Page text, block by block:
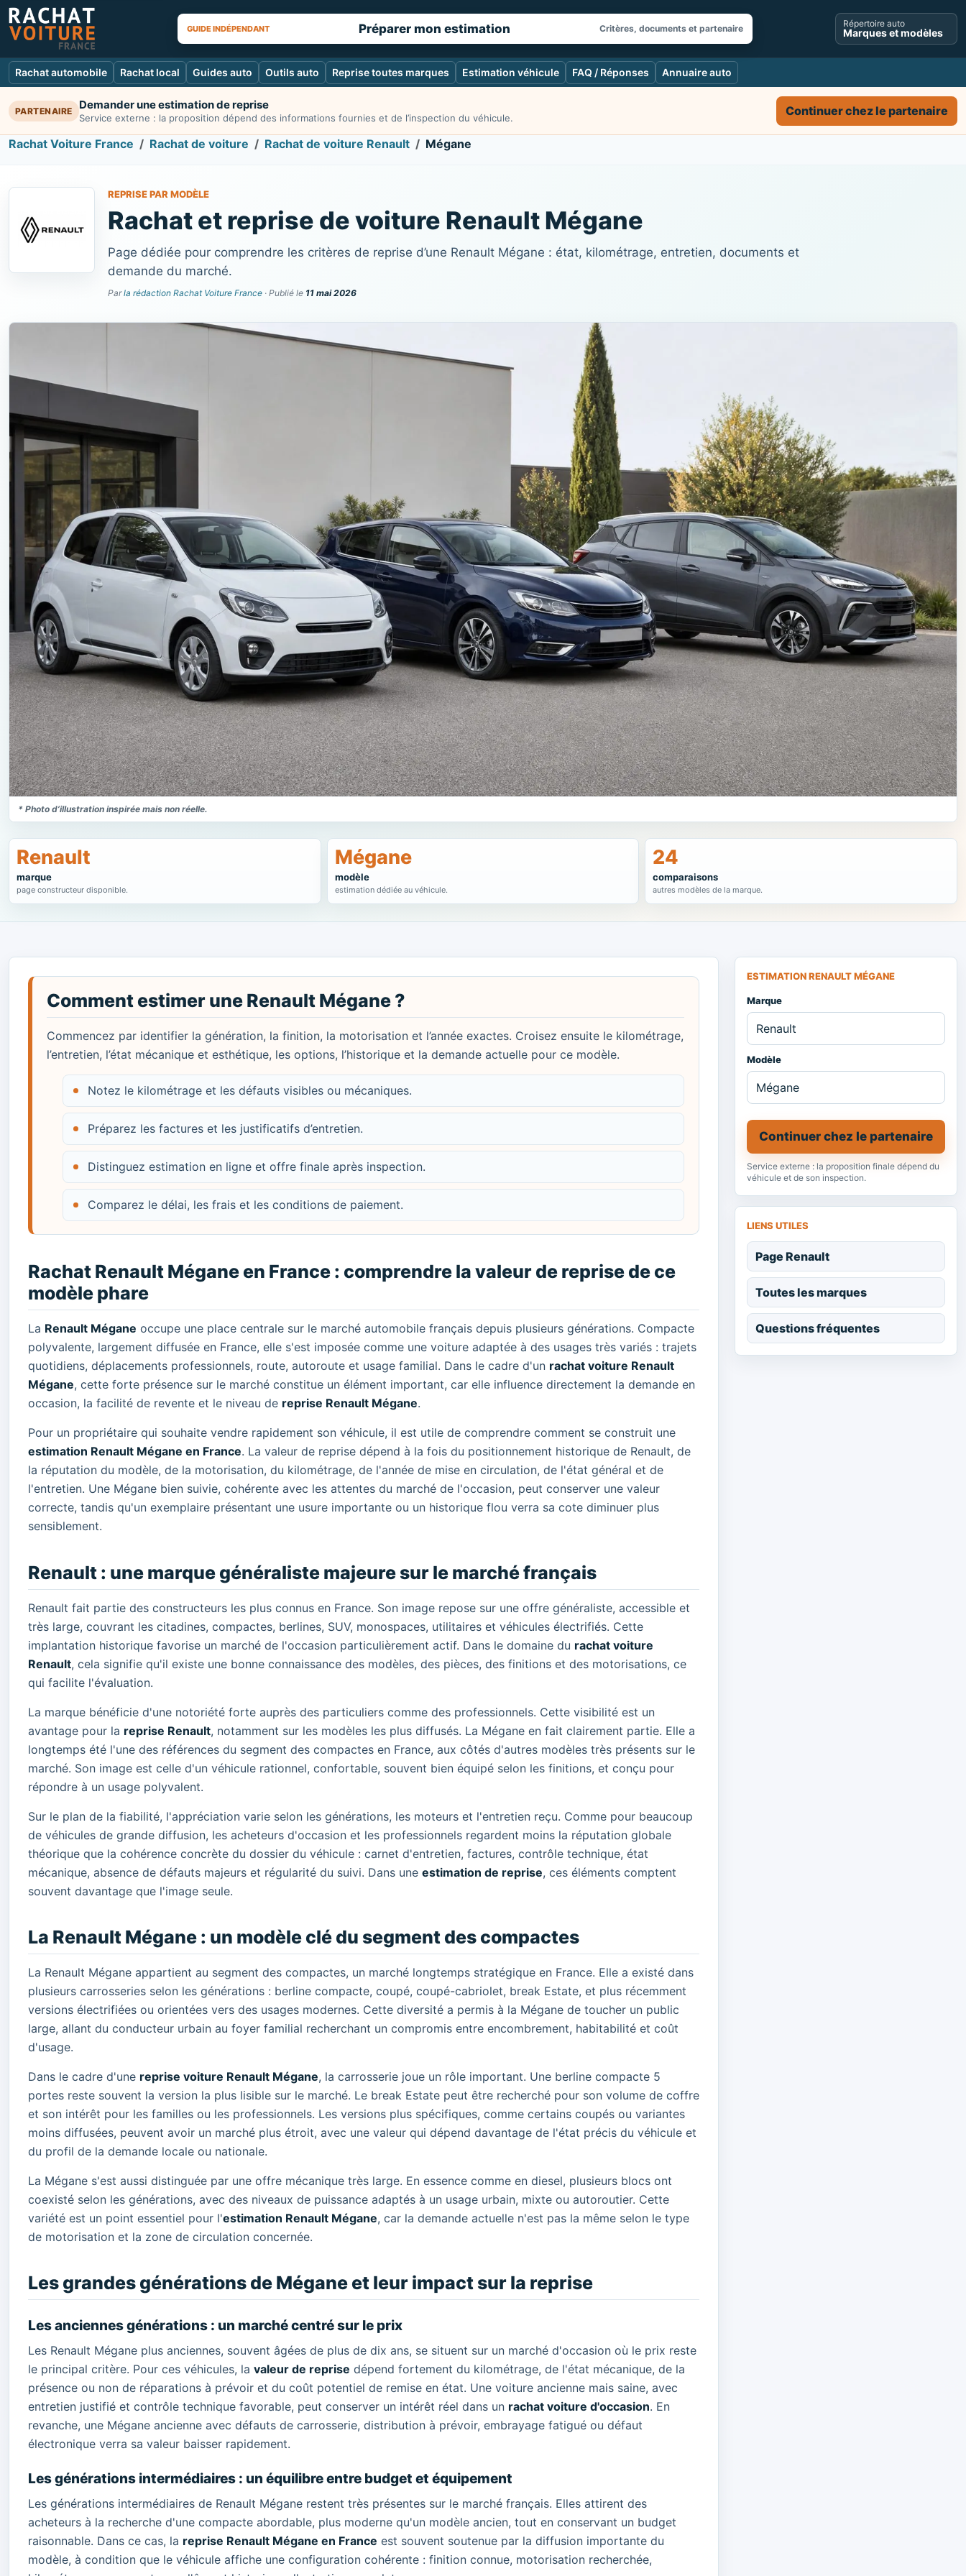
GUIDE INDÉPENDANT Préparer mon estimation Critères, documents et partenaire Répertoire auto
Marques et modèles
Rachat automobile Rachat local Guides auto Outils auto Reprise toutes marques Estimation véhicule FAQ / Réponses Annuaire auto
PARTENAIRE Demander une estimation de reprise
Service externe : la proposition dépend des informations fournies et de l’inspection du véhicule. Continuer chez le partenaire
Rachat Voiture France Rachat de voiture Rachat de voiture Renault Mégane
REPRISE PAR MODÈLE
Rachat et reprise de voiture Renault Mégane
Page dédiée pour comprendre les critères de reprise d’une Renault Mégane : état, kilométrage, entretien, documents et
demande du marché.
Parla rédaction Rachat Voiture France · Publié le 11 mai 2026
* Photo d’illustration inspirée mais non réelle.
Renault
marque
page constructeur disponible.
Mégane
modèle
estimation dédiée au véhicule.
24
comparaisons
autres modèles de la marque.
Comment estimer une Renault Mégane ?
Commencez par identifier la génération, la finition, la motorisation et l’année exactes. Croisez ensuite le kilométrage,
l’entretien, l’état mécanique et esthétique, les options, l’historique et la demande actuelle pour ce modèle.
Notez le kilométrage et les défauts visibles ou mécaniques.
Préparez les factures et les justificatifs d’entretien.
Distinguez estimation en ligne et offre finale après inspection.
Comparez le délai, les frais et les conditions de paiement.
Rachat Renault Mégane en France : comprendre la valeur de reprise de ce
modèle phare
La Renault Mégane occupe une place centrale sur le marché automobile français depuis plusieurs générations. Compacte
polyvalente, largement diffusée en France, elle s'est imposée comme une voiture adaptée à des usages très variés : trajets
quotidiens, déplacements professionnels, route, autoroute et usage familial. Dans le cadre d'un rachat voiture Renault
Mégane, cette forte présence sur le marché constitue un élément important, car elle influence directement la demande en
occasion, la facilité de revente et le niveau de reprise Renault Mégane.
Pour un propriétaire qui souhaite vendre rapidement son véhicule, il est utile de comprendre comment se construit une
estimation Renault Mégane en France. La valeur de reprise dépend à la fois du positionnement historique de Renault, de
la réputation du modèle, de la motorisation, du kilométrage, de l'année de mise en circulation, de l'état général et de
l'entretien. Une Mégane bien suivie, cohérente avec les attentes du marché de l'occasion, peut conserver une valeur
correcte, tandis qu'un exemplaire présentant une usure importante ou un historique flou verra sa cote diminuer plus
sensiblement.
Renault : une marque généraliste majeure sur le marché français
Renault fait partie des constructeurs les plus connus en France. Son image repose sur une offre généraliste, accessible et
très large, couvrant les citadines, compactes, berlines, SUV, monospaces, utilitaires et véhicules électrifiés. Cette
implantation historique favorise un marché de l'occasion particulièrement actif. Dans le domaine du rachat voiture
Renault, cela signifie qu'il existe une bonne connaissance des modèles, des pièces, des finitions et des motorisations, ce
qui facilite l'évaluation.
La marque bénéficie d'une notoriété forte auprès des particuliers comme des professionnels. Cette visibilité est un
avantage pour la reprise Renault, notamment sur les modèles les plus diffusés. La Mégane en fait clairement partie. Elle a
longtemps été l'une des références du segment des compactes en France, aux côtés d'autres modèles très présents sur le
marché. Son image est celle d'un véhicule rationnel, confortable, souvent bien équipé selon les finitions, et conçu pour
répondre à un usage polyvalent.
Sur le plan de la fiabilité, l'appréciation varie selon les générations, les moteurs et l'entretien reçu. Comme pour beaucoup
de véhicules de grande diffusion, les acheteurs d'occasion et les professionnels regardent moins la réputation globale
théorique que la cohérence concrète du dossier du véhicule : carnet d'entretien, factures, contrôle technique, état
mécanique, absence de défauts majeurs et régularité du suivi. Dans une estimation de reprise, ces éléments comptent
souvent davantage que l'image seule.
La Renault Mégane : un modèle clé du segment des compactes
La Renault Mégane appartient au segment des compactes, un marché longtemps stratégique en France. Elle a existé dans
plusieurs carrosseries selon les générations : berline compacte, coupé, coupé-cabriolet, break Estate, et plus récemment
versions électrifiées ou orientées vers des usages modernes. Cette diversité a permis à la Mégane de toucher un public
large, allant du conducteur urbain au foyer familial recherchant un compromis entre encombrement, habitabilité et coût
d'usage.
Dans le cadre d'une reprise voiture Renault Mégane, la carrosserie joue un rôle important. Une berline compacte 5
portes reste souvent la version la plus lisible sur le marché. Le break Estate peut être recherché pour son volume de coffre
et son intérêt pour les familles ou les professionnels. Les versions plus spécifiques, comme certains coupés ou variantes
moins diffusées, peuvent avoir un marché plus étroit, avec une valeur qui dépend davantage de l'état précis du véhicule et
du profil de la demande locale ou nationale.
La Mégane s'est aussi distinguée par une offre mécanique très large. En essence comme en diesel, plusieurs blocs ont
coexisté selon les générations, avec des niveaux de puissance adaptés à un usage urbain, mixte ou autoroutier. Cette
variété est un point essentiel pour l'estimation Renault Mégane, car la demande actuelle n'est pas la même selon le type
de motorisation et la zone de circulation concernée.
Les grandes générations de Mégane et leur impact sur la reprise
Les anciennes générations : un marché centré sur le prix
Les Renault Mégane plus anciennes, souvent âgées de plus de dix ans, se situent sur un marché d'occasion où le prix reste
le principal critère. Pour ces véhicules, la valeur de reprise dépend fortement du kilométrage, de l'état mécanique, de la
présence ou non de réparations à prévoir et du coût potentiel de remise en état. Une voiture ancienne mais saine, avec
entretien justifié et contrôle technique favorable, peut conserver un intérêt réel dans un rachat voiture d'occasion. En
revanche, une Mégane ancienne avec défauts de carrosserie, distribution à prévoir, embrayage fatigué ou défaut
électronique verra sa valeur baisser rapidement.
Les générations intermédiaires : un équilibre entre budget et équipement
Les générations intermédiaires de Renault Mégane restent très présentes sur le marché français. Elles attirent des
acheteurs à la recherche d'une compacte abordable, plus moderne qu'un modèle ancien, tout en conservant un budget
raisonnable. Dans ce cas, la reprise Renault Mégane en France est souvent soutenue par la diffusion importante du
modèle, à condition que le véhicule affiche une configuration cohérente : finition connue, motorisation recherchée,
ESTIMATION RENAULT MÉGANE
Marque
Modèle
Continuer chez le partenaire
Service externe : la proposition finale dépend du
véhicule et de son inspection.
LIENS UTILES
Page Renault
Toutes les marques
Questions fréquentes